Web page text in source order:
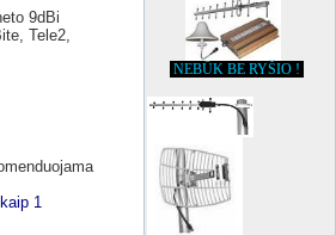
9dBi
Tele2,
1
NEBŪK BE RYŠIO !